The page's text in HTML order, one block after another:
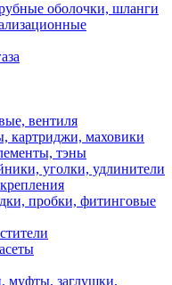
оболочки, шланги
вентиля
картриджи, маховики
тэны
уголки, удлинители
пробки, фитинговые
муфты, заглушки,